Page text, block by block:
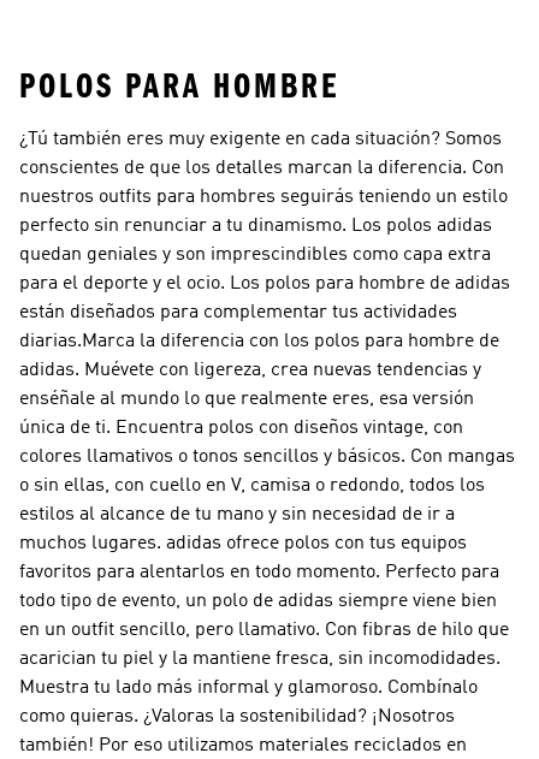
POLOS PARA HOMBRE
¿Tú también eres muy exigente en cada situación? Somos
conscientes de que los detalles marcan la diferencia. Con
nuestros outfits para hombres seguirás teniendo un estilo
perfecto sin renunciar a tu dinamismo. Los polos adidas
quedan geniales y son imprescindibles como capa extra
para el deporte y el ocio. Los polos para hombre de adidas
están diseñados para complementar tus actividades
diarias.Marca la diferencia con los polos para hombre de
adidas. Muévete con ligereza, crea nuevas tendencias y
enséñale al mundo lo que realmente eres, esa versión
única de ti. Encuentra polos con diseños vintage, con
colores llamativos o tonos sencillos y básicos. Con mangas
o sin ellas, con cuello en V, camisa o redondo, todos los
estilos al alcance de tu mano y sin necesidad de ir a
muchos lugares. adidas ofrece polos con tus equipos
favoritos para alentarlos en todo momento. Perfecto para
todo tipo de evento, un polo de adidas siempre viene bien
en un outfit sencillo, pero llamativo. Con fibras de hilo que
acarician tu piel y la mantiene fresca, sin incomodidades.
Muestra tu lado más informal y glamoroso. Combínalo
como quieras. ¿Valoras la sostenibilidad? ¡Nosotros
también! Por eso utilizamos materiales reciclados en